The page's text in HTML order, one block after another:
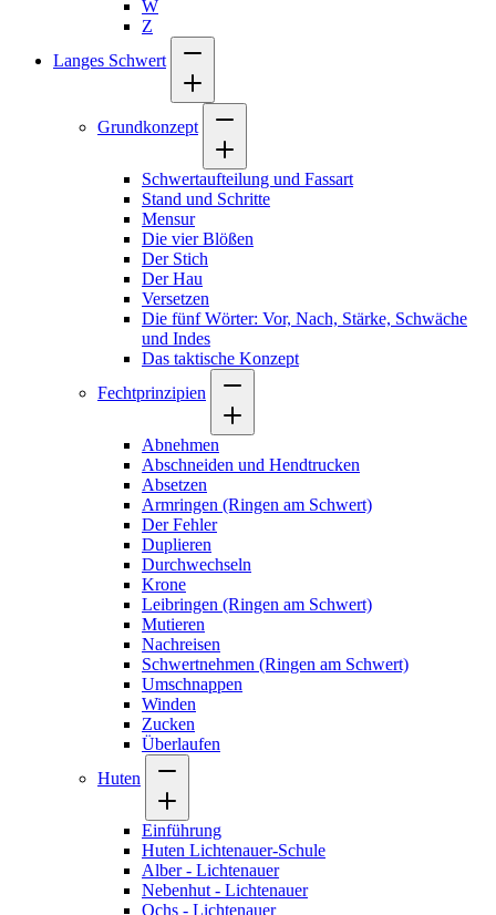
W
Z
Langes Schwert
Grundkonzept
Schwertaufteilung und Fassart
Stand und Schritte
Mensur
Die vier Blößen
Der Stich
Der Hau
Versetzen
Die fünf Wörter: Vor, Nach, Stärke, Schwäche
und Indes
Das taktische Konzept
Fechtprinzipien
Abnehmen
Abschneiden und Hendtrucken
Absetzen
Armringen (Ringen am Schwert)
Der Fehler
Duplieren
Durchwechseln
Krone
Leibringen (Ringen am Schwert)
Mutieren
Nachreisen
Schwertnehmen (Ringen am Schwert)
Umschnappen
Winden
Zucken
Überlaufen
Huten
Einführung
Huten Lichtenauer-Schule
Alber - Lichtenauer
Nebenhut - Lichtenauer
Ochs - Lichtenauer